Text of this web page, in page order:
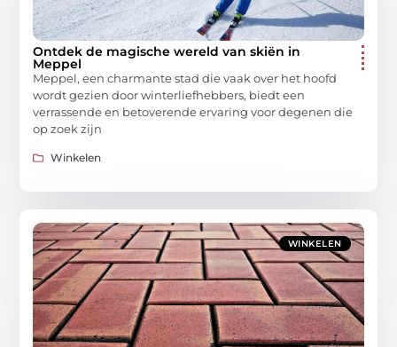
Ontdek de magische wereld van skiën in
Meppel
Meppel, een charmante stad die vaak over het hoofd
wordt gezien door winterliefhebbers, biedt een
verrassende en betoverende ervaring voor degenen die
op zoek zijn
Winkelen
WINKELEN